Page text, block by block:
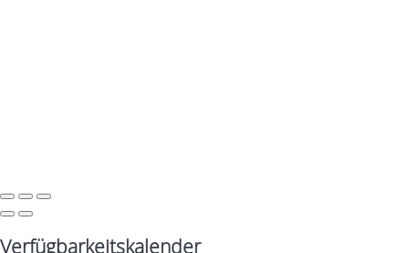
Verfügbarkeitskalender